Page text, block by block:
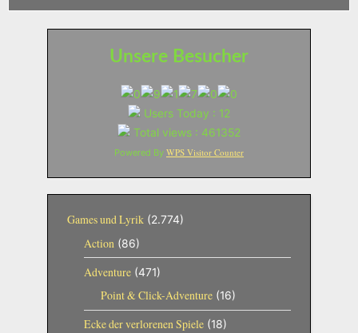
Unsere Besucher
Users Today : 12
Total views : 461352
Powered By WPS Visitor Counter
Games und Lyrik (2.774)
Action (86)
Adventure(471)
Point & Click-Adventure(16)
Ecke der verlorenen Spiele(18)